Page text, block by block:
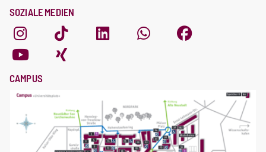
SOZIALE MEDIEN
CAMPUS